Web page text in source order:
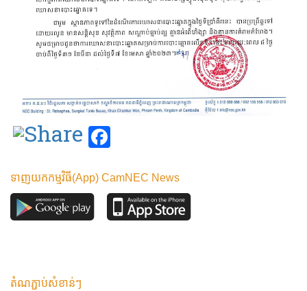
ទាញយកកម្មវិធី(App) CamNEC News
តំណភ្ជាប់សំខាន់ៗ